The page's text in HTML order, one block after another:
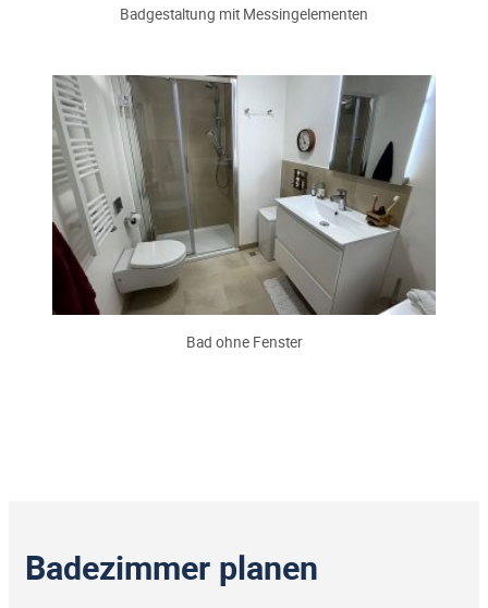
Badgestaltung mit Messingelementen
Bad ohne Fenster
Badezimmer planen